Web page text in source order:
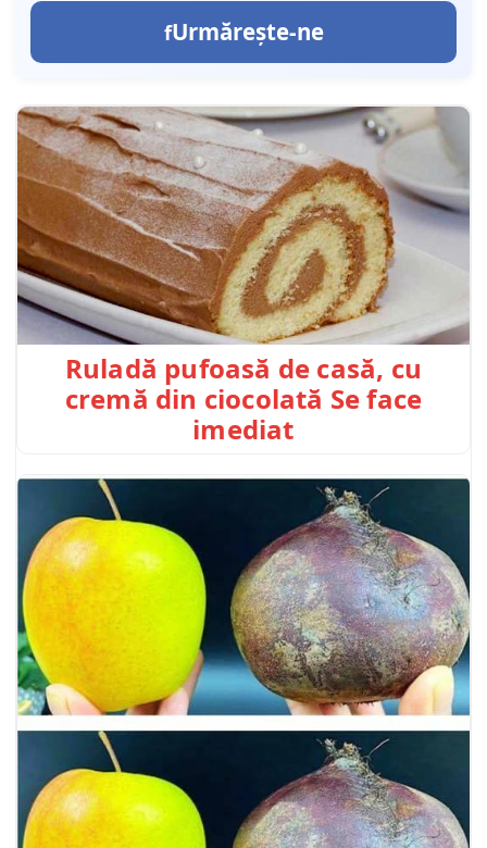
Urmărește-ne
Ruladă pufoasă de casă, cu
cremă din ciocolată Se face
imediat